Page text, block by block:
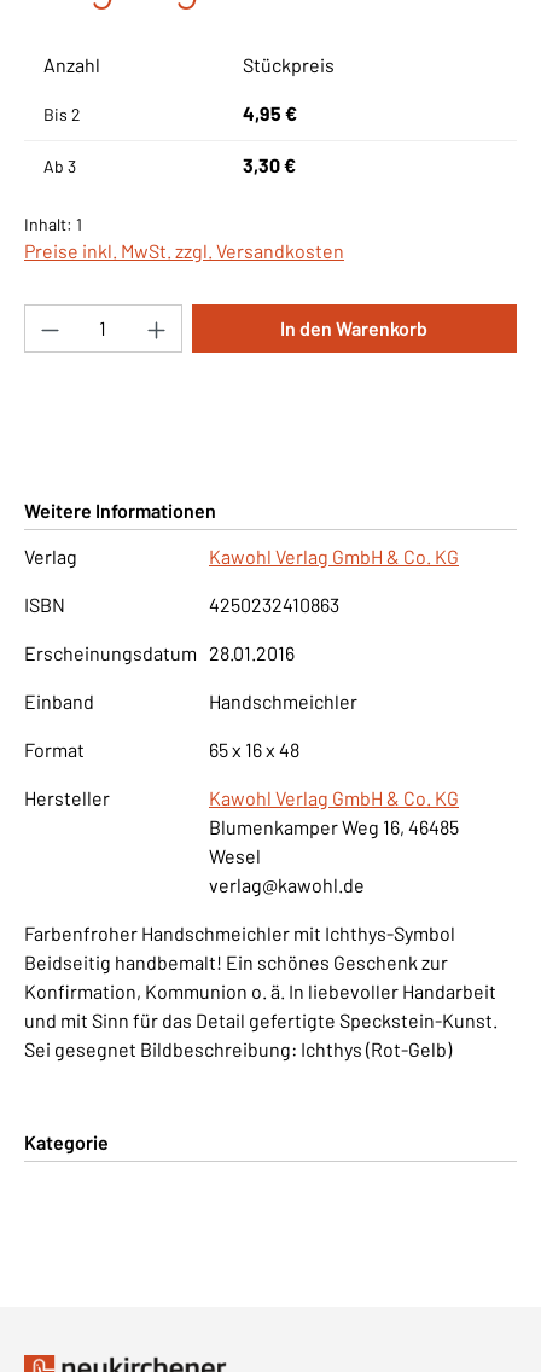
Anzahl Stückpreis
Bis 2 4,95 €
Ab 3 3,30 €
Inhalt: 1
Preise inkl. MwSt. zzgl. Versandkosten
Produkt Anzahl: Gib den gewünschten
In den Warenkorb
Weitere Informationen
Verlag
Kawohl Verlag GmbH & Co. KG
ISBN 4250232410863
Erscheinungsdatum 28.01.2016
Einband Handschmeichler
Format 65 x 16 x 48
Hersteller
Kawohl Verlag GmbH & Co. KG
Blumenkamper Weg 16, 46485
Wesel
verlag@kawohl.de
Farbenfroher Handschmeichler mit Ichthys-Symbol
Beidseitig handbemalt! Ein schönes Geschenk zur
Konfirmation, Kommunion o. ä. In liebevoller Handarbeit
und mit Sinn für das Detail gefertigte Speckstein-Kunst.
Sei gesegnet Bildbeschreibung: Ichthys (Rot-Gelb)
Kategorie